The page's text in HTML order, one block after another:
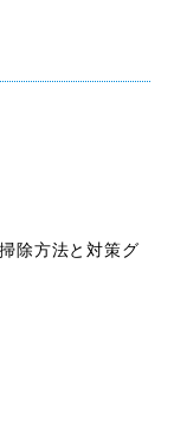
除方法と対策グ